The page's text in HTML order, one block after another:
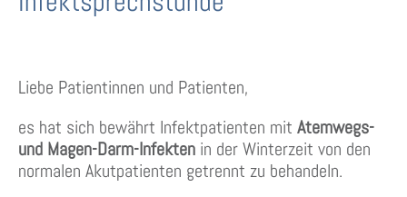
Liebe Patientinnen und Patienten,
es hat sich bewährt Infektpatienten mit Atemwegs-
und Magen-Darm-Infekten in der Winterzeit von den
normalen Akutpatienten getrennt zu behandeln.